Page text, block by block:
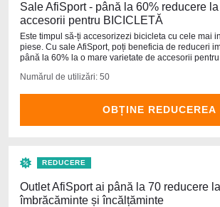
Sale AfiSport - până la 60% reducere
accesorii pentru BICICLETĂ
Este timpul să-ți accesorizezi bicicleta cu cele mai
piese. Cu sale AfiSport, poți beneficia de reduceri
până la 60% la o mare varietate de accesorii
Numărul de utilizări: 50
OBȚINE REDUCEREA
REDUCERE
Outlet AfiSport ai până la 70 reducere
îmbrăcăminte și încălțăminte